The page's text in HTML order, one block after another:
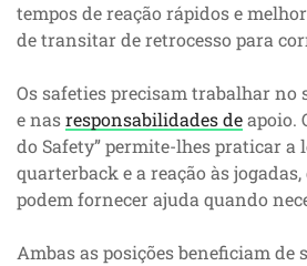
tempos de reação rápidos e
de transitar de retrocesso para
Os safeties precisam trabalhar no
e nasresponsabilidades deapoio.
do Safety” permite-lhes praticar a
quarterback e a reação às
podem fornecer ajuda quando
Ambas as posições beneficiam de